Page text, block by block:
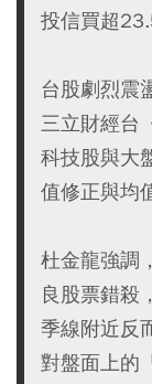
投信買超
台股劇烈震
三立財經台
科技股與大
值修正與均
杜金龍強調
良股票錯殺
季線附近反
對盤面上的